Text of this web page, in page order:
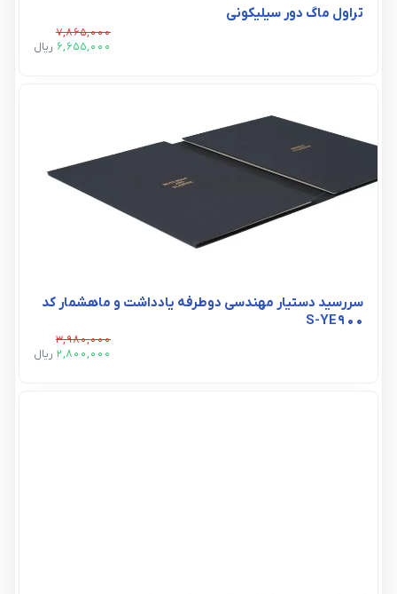
تراول ماگ دور سیلیکونی
7,865,000
6,655,000 ريال
سررسید دستیار مهندسی دوطرفه یادداشت و ماهشمار کد
S-YE900
3,980,000
2,800,000 ريال